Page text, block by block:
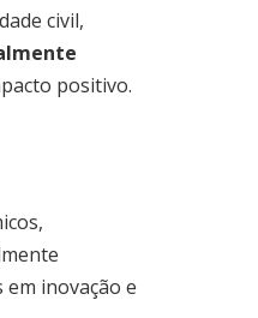
civil,
positivo.
inovação e